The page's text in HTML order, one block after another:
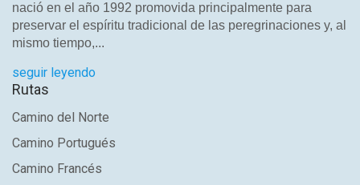
nació en el año 1992 promovida principalmente para
preservar el espíritu tradicional de las peregrinaciones y, al
mismo tiempo,...
seguir leyendo
Rutas
Camino del Norte
Camino Portugués
Camino Francés